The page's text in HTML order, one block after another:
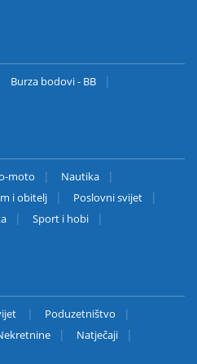
Burza bodovi - BB
moto
Nautika
i obitelj
Poslovni svijet
Sport i hobi
Poduzetništvo
Natječaji